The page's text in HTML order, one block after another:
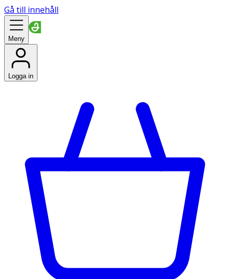
Gå till innehåll
Meny
Logga in